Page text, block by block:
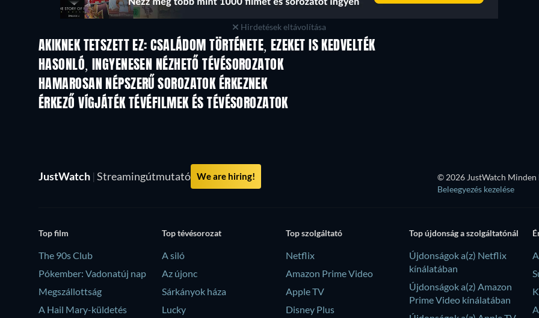
Hirdetések eltávolítása
AKIKNEK TETSZETT EZ: CSALÁDOM TÖRTÉNETE, EZEKET IS KEDVELTÉK
TV TV
HASONLÓ, INGYENESEN NÉZHETŐ TÉVÉSOROZATOK
TV TV
HAMAROSAN NÉPSZERŰ SOROZATOK ÉRKEZNEK
TV TV
ÉRKEZŐ VÍGJÁTÉK TÉVÉFILMEK ÉS TÉVÉSOROZATOK
Évad 6 Évad 2
JustWatch | Streamingútmutató We are hiring! © 2026 JustWatch
Beleegyezés kezelése
Top film
The 90s Club
Pókember: Vadonatúj nap
Megszállottság
A Hail Mary-küldetés
Top tévésorozat
A siló
Az újonc
Sárkányok háza
Lucky
Top szolgáltató
Netflix
Amazon Prime Video
Apple TV
Disney Plus
Top újdonság a szolgáltatónál
Újdonságok a(z) Netflix
kínálatában
Újdonságok a(z) Amazon
Prime Video kínálatában